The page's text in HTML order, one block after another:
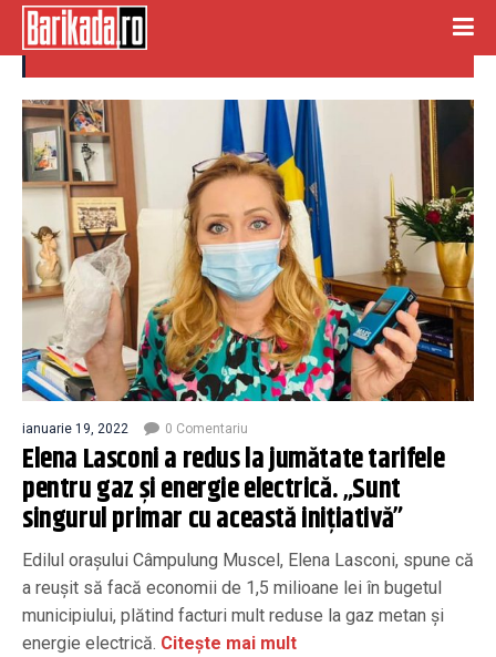
tarife gaz
ianuarie 19, 2022 0 Comentariu
Elena Lasconi a redus la jumătate tarifele
pentru gaz și energie electrică. „Sunt
singurul primar cu această inițiativă”
Edilul orașului Câmpulung Muscel, Elena Lasconi, spune că
a reușit să facă economii de 1,5 milioane lei în bugetul
municipiului, plătind facturi mult reduse la gaz metan și
energie electrică. Citește mai mult